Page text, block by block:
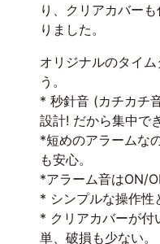
り、クリアカバー
りました。
オリジナルのタイ
う。
* 秒針音 (カチカチ
設計! だから集中で
*短めのアラームな
も安心。
*アラーム音はON/
* シンプルな操作性
* クリアカバーが付
単、破損も少ない。